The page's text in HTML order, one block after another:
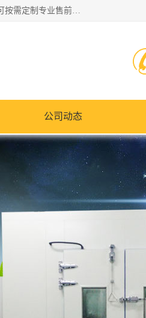
湖南兰思仪器有限公司是一家从事检测仪器研发生产销售和维修保养服务的综合型企业，产品符合国际标准可按需定制专业售前售后工程师，主要有门窗性能体验箱、门窗隔音展示箱、恒温恒湿试验箱、步入式恒温恒湿房、高低温试验箱、老化试验箱、老化试验房、恒温恒湿培养箱、水泥标准养护试验箱、电热鼓风干燥试验箱、真空干燥箱、工业烤箱、盐雾腐蚀试验箱等。
公司动态